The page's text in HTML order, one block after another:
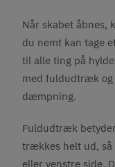
Når skabet åbnes,
du nemt kan tage
til alle ting på
med fuldudtræk
dæmpning.
Fuldudtræk
trækkes helt ud,
eller venstre side.